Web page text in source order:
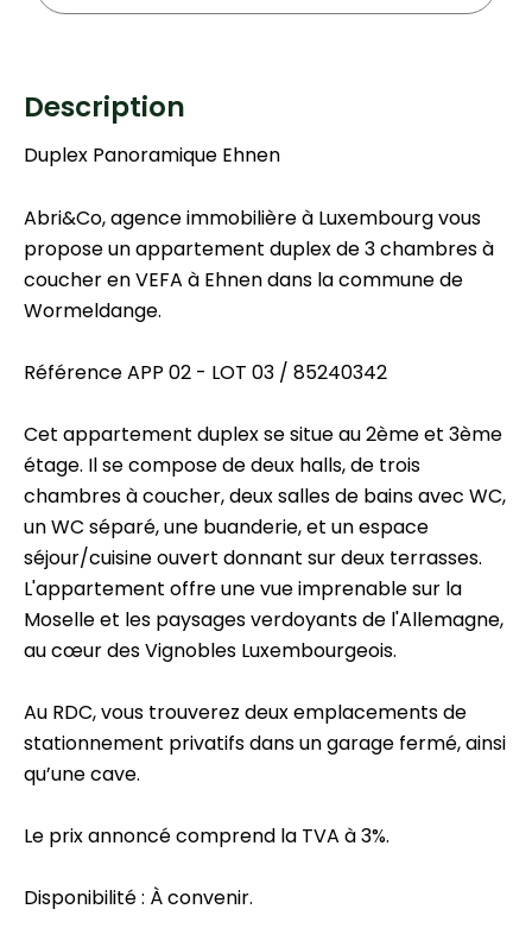
Description
Duplex Panoramique Ehnen
Abri&Co, agence immobilière à Luxembourg vous
propose un appartement duplex de 3 chambres à
coucher en VEFA à Ehnen dans la commune de
Wormeldange.
Référence APP 02 - LOT 03 / 85240342
Cet appartement duplex se situe au 2ème et 3ème
étage. Il se compose de deux halls, de trois
chambres à coucher, deux salles de bains avec WC,
un WC séparé, une buanderie, et un espace
séjour/cuisine ouvert donnant sur deux terrasses.
L'appartement offre une vue imprenable sur la
Moselle et les paysages verdoyants de l'Allemagne,
au cœur des Vignobles Luxembourgeois.
Au RDC, vous trouverez deux emplacements de
stationnement privatifs dans un garage fermé, ainsi
qu’une cave.
Le prix annoncé comprend la TVA à 3%.
Disponibilité : À convenir.